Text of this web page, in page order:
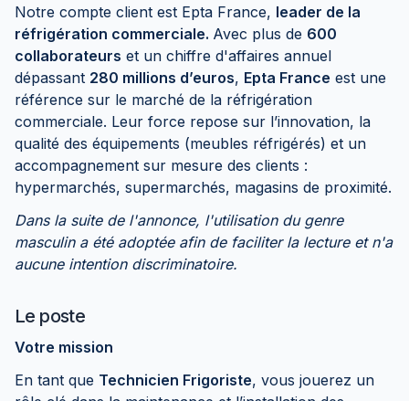
Notre compte client est Epta France, leader de la
réfrigération commerciale. Avec plus de 600
collaborateurs et un chiffre d'affaires annuel
dépassant 280 millions d’euros, Epta France est une
référence sur le marché de la réfrigération
commerciale. Leur force repose sur l’innovation, la
qualité des équipements (meubles réfrigérés) et un
accompagnement sur mesure des clients :
hypermarchés, supermarchés, magasins de proximité.
Dans la suite de l'annonce, l'utilisation du genre
masculin a été adoptée afin de faciliter la lecture et n'a
aucune intention discriminatoire.
Le poste
Votre mission
En tant que Technicien Frigoriste, vous jouerez un